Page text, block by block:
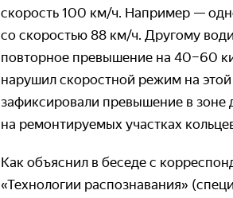
скорость 100 км/ч. Например —
со скоростью 88 км/ч. Другому
повторное превышение на 40–60
нарушил скоростной режим на
зафиксировали превышение в
на ремонтируемых участках
Как объяснил в беседе с
«Технологии распознавания»